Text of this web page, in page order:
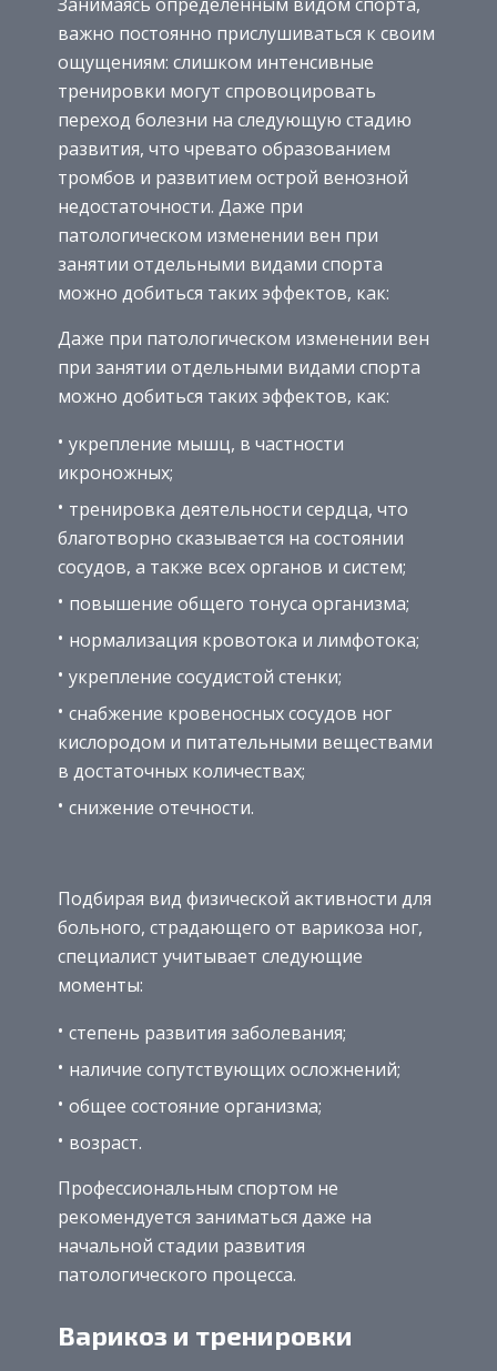
важно постоянно прислушиваться к своим
ощущениям: слишком интенсивные
тренировки могут спровоцировать
переход болезни на следующую стадию
развития, что чревато образованием
тромбов и развитием острой венозной
недостаточности. Даже при
патологическом изменении вен при
занятии отдельными видами спорта
можно добиться таких эффектов, как:
Даже при патологическом изменении вен
при занятии отдельными видами спорта
можно добиться таких эффектов, как:
укрепление мышц, в частности
икроножных;
тренировка деятельности сердца, что
благотворно сказывается на состоянии
сосудов, а также всех органов и систем;
повышение общего тонуса организма;
нормализация кровотока и лимфотока;
укрепление сосудистой стенки;
снабжение кровеносных сосудов ног
кислородом и питательными веществами
в достаточных количествах;
снижение отечности.
Подбирая вид физической активности для
больного, страдающего от варикоза ног,
специалист учитывает следующие
моменты:
степень развития заболевания;
наличие сопутствующих осложнений;
общее состояние организма;
возраст.
Профессиональным спортом не
рекомендуется заниматься даже на
начальной стадии развития
патологического процесса.
Варикоз и тренировки